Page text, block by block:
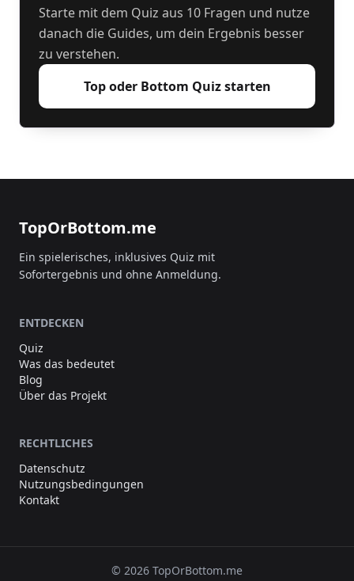
Starte mit dem Quiz aus 10 Fragen und nutze
danach die Guides, um dein Ergebnis besser
zu verstehen.
Top oder Bottom Quiz starten
TopOrBottom.me
Ein spielerisches, inklusives Quiz mit
Sofortergebnis und ohne Anmeldung.
ENTDECKEN
Quiz
Was das bedeutet
Blog
Über das Projekt
RECHTLICHES
Datenschutz
Nutzungsbedingungen
Kontakt
© 2026 TopOrBottom.me